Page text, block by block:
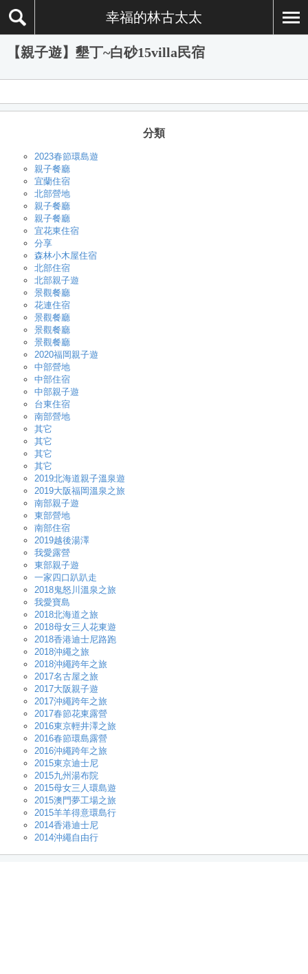
幸福的林古太太
【親子遊】墾丁~白砂15villa民宿
分類
2023春節環島遊
親子餐廳
宜蘭住宿
北部營地
親子餐廳
親子餐廳
宜花東住宿
分享
森林小木屋住宿
北部住宿
北部親子遊
景觀餐廳
花連住宿
景觀餐廳
景觀餐廳
景觀餐廳
2020福岡親子遊
中部營地
中部住宿
中部親子遊
台東住宿
南部營地
其它
其它
其它
其它
2019北海道親子溫泉遊
2019大阪福岡溫泉之旅
南部親子遊
東部營地
南部住宿
2019越後湯澤
我愛露營
東部親子遊
一家四口趴趴走
2018鬼怒川溫泉之旅
我愛寶島
2018北海道之旅
2018母女三人花東遊
2018香港迪士尼路跑
2018沖繩之旅
2018沖繩跨年之旅
2017名古屋之旅
2017大阪親子遊
2017沖繩跨年之旅
2017春節花東露營
2016東京輕井澤之旅
2016春節環島露營
2016沖繩跨年之旅
2015東京迪士尼
2015九州湯布院
2015母女三人環島遊
2015澳門夢工場之旅
2015羊羊得意環島行
2014香港迪士尼
2014沖繩自由行